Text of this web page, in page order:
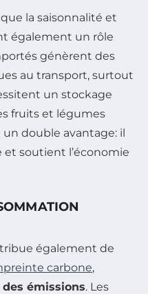
la saisonnalité et
également un rôle
génèrent des
au transport, surtout
un stockage
fruits et légumes
un double avantage: il
soutient l’économie
également de
carbone,
des émissions. Les